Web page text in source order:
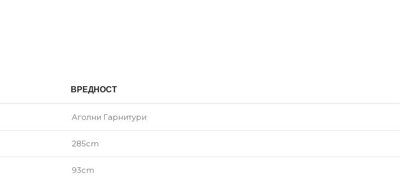
ВРЕДНОСТ
Аголни Гарнитури
285cm
93cm